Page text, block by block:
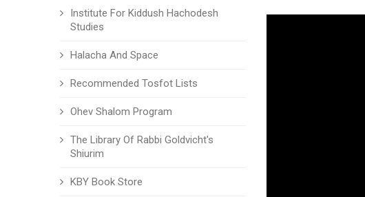
Institute For Kiddush Hachodesh
Studies
Halacha And Space
Recommended Tosfot Lists
Ohev Shalom Program
The Library Of Rabbi Goldvicht's
Shiurim
KBY Book Store